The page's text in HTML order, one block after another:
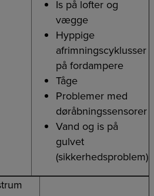
Is på lofter og
vægge
Hyppige
afrimningscyklusser
på fordampere
Tåge
Problemer med
døråbningssensorer
Vand og is på
gulvet
(sikkerhedsproblem)